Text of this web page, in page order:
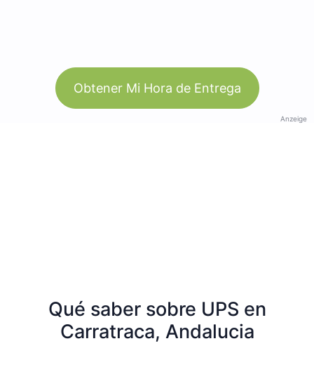
Obtener Mi Hora de Entrega
Anzeige
Qué saber sobre UPS en
Carratraca, Andalucia